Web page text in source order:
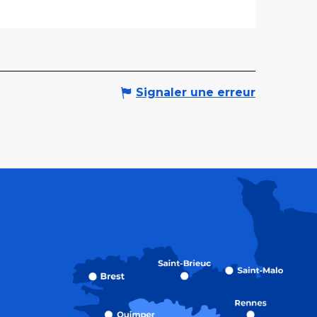
Signaler une erreur